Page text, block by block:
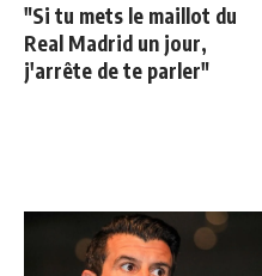
"Si tu mets le maillot du
Real Madrid un jour,
j'arrête de te parler"